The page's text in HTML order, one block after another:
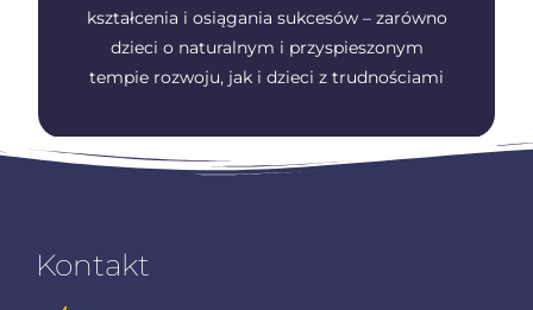
kształcenia i osiągania sukcesów – zarówno
dzieci o naturalnym i przyspieszonym
tempie rozwoju, jak i dzieci z trudnościami
Kontakt